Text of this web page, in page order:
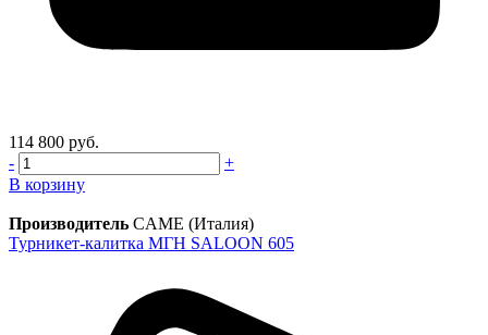
114 800 руб.
-
+
В корзину
Производитель CAME (Италия)
Турникет-калитка МГН SALOON 605